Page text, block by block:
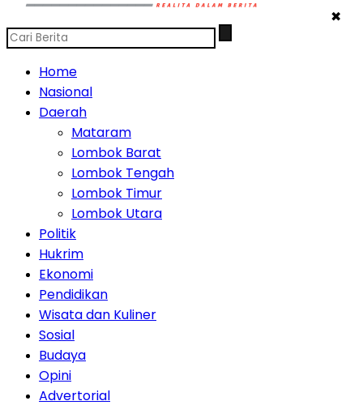
✖
Home
Nasional
Daerah
Mataram
Lombok Barat
Lombok Tengah
Lombok Timur
Lombok Utara
Politik
Hukrim
Ekonomi
Pendidikan
Wisata dan Kuliner
Sosial
Budaya
Opini
Advertorial